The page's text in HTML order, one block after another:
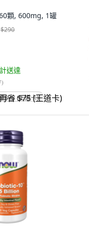
顆, 600mg, 1罐
$290
送達
)
$75 (王道卡)